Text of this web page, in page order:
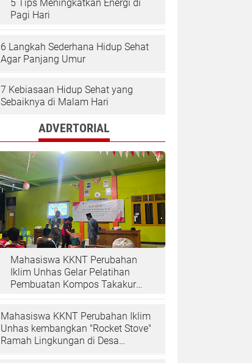
5 Tips Meningkatkan Energi di
Pagi Hari
6 Langkah Sederhana Hidup Sehat
Agar Panjang Umur
7 Kebiasaan Hidup Sehat yang
Sebaiknya di Malam Hari
ADVERTORIAL
Mahasiswa KKNT Perubahan
Iklim Unhas Gelar Pelatihan
Pembuatan Kompos Takakura
Mahasiswa KKNT Perubahan Iklim
Unhas kembangkan "Rocket Stove"
Ramah Lingkungan di Desa